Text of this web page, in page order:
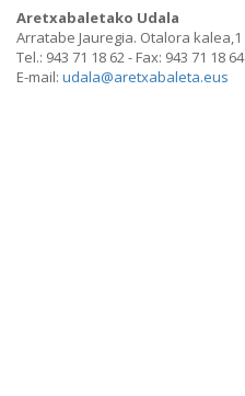
Aretxabaletako Udala
Arratabe Jauregia. Otalora kalea,1
Tel.: 943 71 18 62 - Fax: 943 71 18 64
E-mail: udala@aretxabaleta.eus